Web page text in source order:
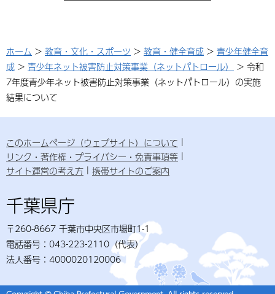
ホーム > 教育・文化・スポーツ > 教育・健全育成 > 青少年健全育
成 > 青少年ネット被害防止対策事業（ネットパトロール）
> 令和
7年度青少年ネット被害防止対策事業（ネットパトロール）の実施
結果について
このホームページ（ウェブサイト）について
リンク・著作権・プライバシー・免責事項等
サイト運営の考え方
携帯サイトのご案内
千葉県庁
〒260-8667 千葉市中央区市場町1-1
電話番号：043-223-2110（代表）
法人番号：4000020120006